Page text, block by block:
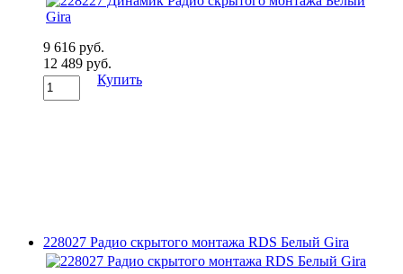
9 616 руб.
12 489 руб.
Купить
228027 Радио скрытого монтажа RDS Белый Gira